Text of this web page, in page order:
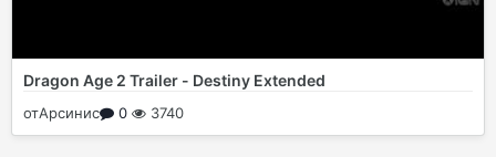
Dragon Age 2 Trailer - Destiny Extended
отАрсинис 0 3740